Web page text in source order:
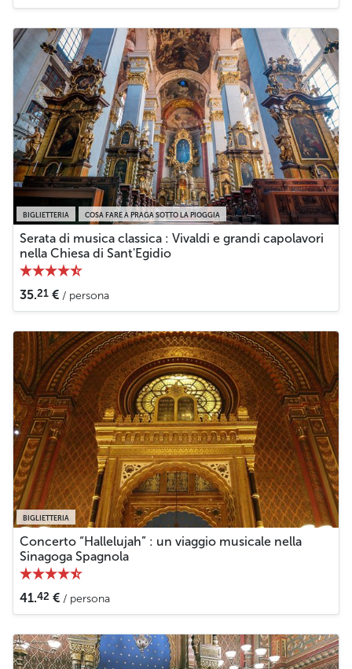
BIGLIETTERIA COSA FARE A PRAGA SOTTO LA PIOGGIA
Serata di musica classica : Vivaldi e grandi capolavori
nella Chiesa di Sant'Egidio
35.21 € / persona
BIGLIETTERIA
Concerto “Hallelujah” : un viaggio musicale nella
Sinagoga Spagnola
41.42 € / persona